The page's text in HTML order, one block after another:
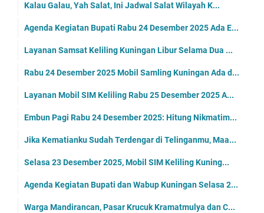
Kalau Galau, Yah Salat, Ini Jadwal Salat Wilayah K...
Agenda Kegiatan Bupati Rabu 24 Desember 2025 Ada E...
Layanan Samsat Keliling Kuningan Libur Selama Dua ...
Rabu 24 Desember 2025 Mobil Samling Kuningan Ada d...
Layanan Mobil SIM Keliling Rabu 25 Desember 2025 A...
Embun Pagi Rabu 24 Desember 2025: Hitung Nikmatim...
Jika Kematianku Sudah Terdengar di Telinganmu, Maa...
Selasa 23 Desember 2025, Mobil SIM Keliling Kuning...
Agenda Kegiatan Bupati dan Wabup Kuningan Selasa 2...
Warga Mandirancan, Pasar Krucuk Kramatmulya dan C...